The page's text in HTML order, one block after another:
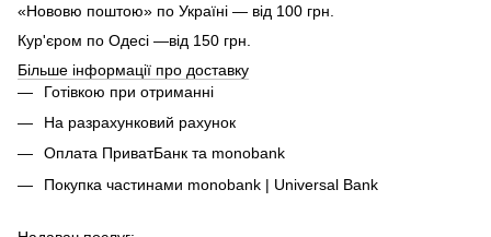
«Нововю поштою» по Україні — від 100 грн.
Кур'єром по Одесі —від 150 грн.
Більше інформації про доставку
Готівкою при отриманні
На разрахунковий рахунок
Оплата ПриватБанк та monobank
Покупка частинами monobank | Universal Bank